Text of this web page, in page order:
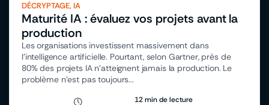
DÉCRYPTAGE,IA
Maturité IA : évaluez vos projets avant la
production
Les organisations investissent massivement dans
l’intelligence artificielle. Pourtant, selon Gartner, près de
80% des projets IA n’atteignent jamais la production. Le
problème n’est pas toujours...
12 min de lecture